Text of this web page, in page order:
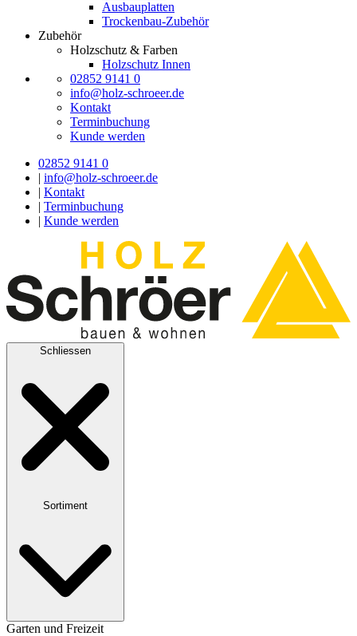
Ausbauplatten
Trockenbau-Zubehör
Zubehör
Holzschutz & Farben
Holzschutz Innen
02852 9141 0
info@holz-schroeer.de
Kontakt
Terminbuchung
Kunde werden
02852 9141 0
info@holz-schroeer.de
Kontakt
Terminbuchung
Kunde werden
Schliessen
Sortiment
Garten und Freizeit